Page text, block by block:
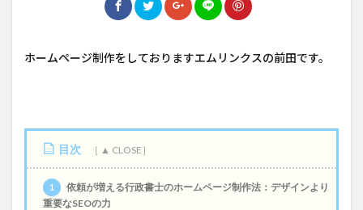
ホームページ制作をしておりますエムリンクスの前田です。
目次
1
依頼が増える行政書士のホームページ制作法：デザインより
重要なSEOの力